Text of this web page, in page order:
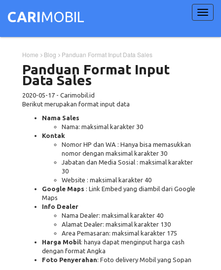
CARIMOBIL
Home Blog Panduan Format Input Data Sales
Panduan Format Input
Data Sales
2020-05-17 - Carimobil.id
Berikut merupakan format input data
Nama Sales
Nama: maksimal karakter 30
Kontak
Nomor HP dan WA : Hanya bisa memasukkan
nomor dengan maksimal karakter 30
Jabatan dan Media Sosial : maksimal karakter
30
Website : maksimal karakter 40
Google Maps : Link Embed yang diambil dari Google
Maps
Info Dealer
Nama Dealer: maksimal karakter 40
Alamat Dealer: maksimal karakter 130
Area Pemasaran: maksimal karakter 175
Harga Mobil: hanya dapat menginput harga cash
dengan format Angka
Foto Penyerahan: Foto delivery Mobil yang Sopan